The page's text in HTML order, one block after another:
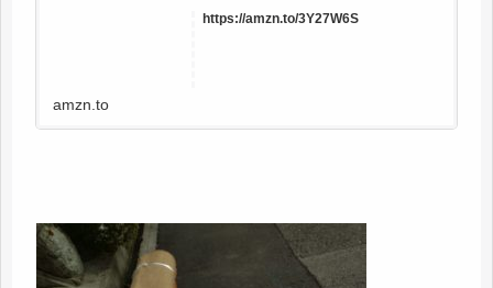
https://amzn.to/3Y27W6S
amzn.to